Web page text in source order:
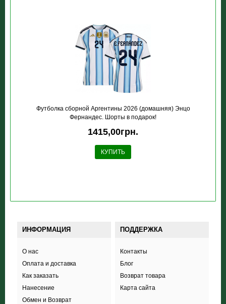
Футболка сборной Аргентины 2026 (домашняя) Энцо
Фернандес. Шорты в подарок!
1415,00грн.
КУПИТЬ
ИНФОРМАЦИЯ
О нас
Оплата и доставка
Как заказать
Нанесение
Обмен и Возврат
ПОДДЕРЖКА
Контакты
Блог
Возврат товара
Карта сайта